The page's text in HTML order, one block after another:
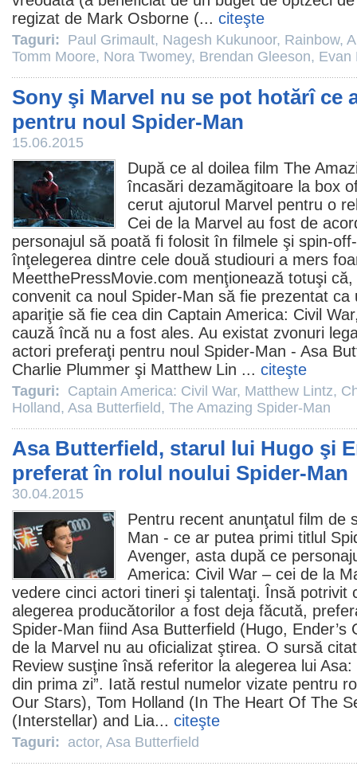
regizat de Mark Osborne (... citeşte
Taguri: Paul Grimault, Nagesh Kukunoor, Rainbow,
Tomm Moore, Nora Twomey, Brendan Gleeson, Evan
Sony şi Marvel nu se pot hotărî ce
pentru noul Spider-Man
15.06.2015
După ce al doilea film The
încasări dezamăgitoare la box
cerut ajutorul Marvel pentru o
Cei de la Marvel au fost de
personajul să poată fi folosit în filmele şi spin-
înţelegerea dintre cele două studiouri a mers
MeetthePressMovie.com menţionează totuşi
convenit ca noul Spider-Man să fie prezentat ca
apariţie să fie cea din Captain America: Civil War
cauză încă nu a fost ales. Au existat zvonuri
actori preferaţi pentru noul Spider-Man - Asa
Charlie Plummer şi Matthew Lin ... citeşte
Taguri: Captain America: Civil War, Matthew Lintz,
Holland, Asa Butterfield, The Amazing Spider-Man
Asa Butterfield, starul lui Hugo şi
preferat în rolul noului Spider-Man
30.04.2015
Pentru recent anunţatul film de
Man - ce ar putea primi titlul
Avenger, asta după ce
America: Civil War – cei de la
vedere cinci actori tineri şi talentaţi. Însă potrivit
alegerea producătorilor a fost deja făcută,
Spider-Man fiind Asa Butterfield (Hugo, Ender’s
de la Marvel nu au oficializat ştirea. O sursă
Review susţine însă referitor la alegerea lui
din prima zi”. Iată restul numelor vizate pentru
Our Stars), Tom Holland (In The Heart Of The
(Interstellar) and Lia... citeşte
Taguri: actor, Asa Butterfield